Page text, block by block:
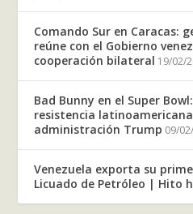
Comando Sur en Caracas:
reúne con el Gobierno
cooperación bilateral 19/02/
Bad Bunny en el Super
resistencia
administración Trump 09/
Venezuela exporta su
Licuado de Petróleo | Hito